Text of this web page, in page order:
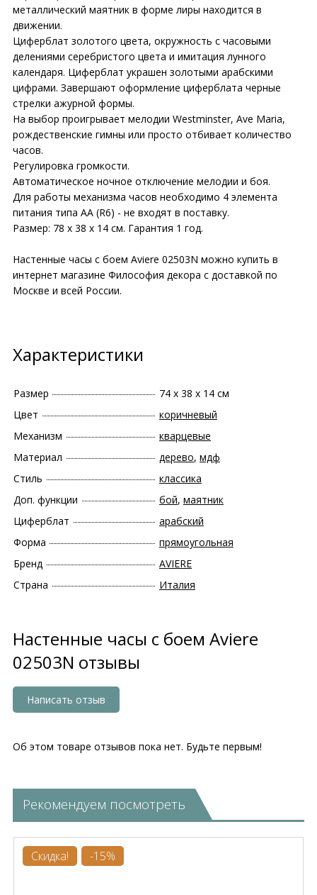
металлический маятник в форме лиры находится в
движении.
Циферблат золотого цвета, окружность с часовыми
делениями серебристого цвета и имитация лунного
календаря. Циферблат украшен золотыми арабскими
цифрами. Завершают оформление циферблата черные
стрелки ажурной формы.
На выбор проигрывает мелодии Westminster, Ave Maria,
рождественские гимны или просто отбивает количество
часов.
Регулировка громкости.
Автоматическое ночное отключение мелодии и боя.
Для работы механизма часов необходимо 4 элемента
питания типа АА (R6) - не входят в поставку.
Размер: 78 х 38 х 14 см. Гарантия 1 год.
Настенные часы с боем Aviere 02503N можно купить в
интернет магазине Философия декора с доставкой по
Москве и всей России.
Характеристики
Размер
74 х 38 х 14 см
Цвет
коричневый
Механизм
кварцевые
Материал
дерево, мдф
Стиль
классика
Доп. функции
бой, маятник
Циферблат
арабский
Форма
прямоугольная
Бренд
AVIERE
Страна
Италия
Настенные часы с боем Aviere
02503N отзывы
Написать отзыв
Об этом товаре отзывов пока нет. Будьте первым!
Рекомендуем посмотреть
Скидка! -15%